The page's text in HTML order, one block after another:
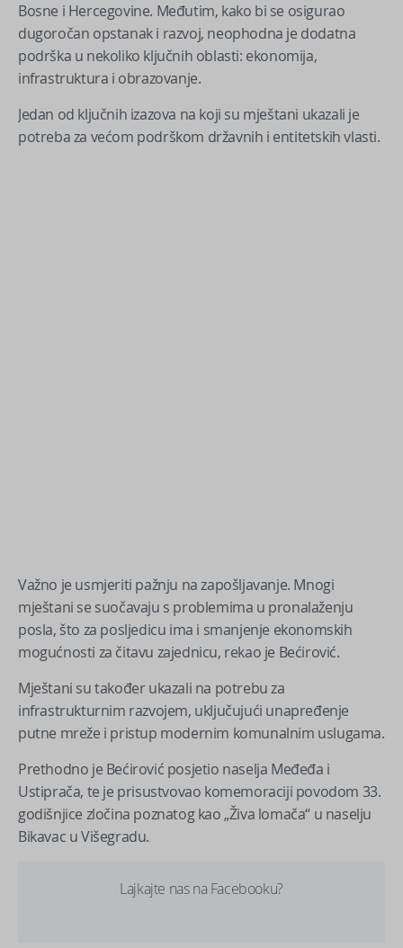
Bosne i Hercegovine. Međutim, kako bi se osigurao
dugoročan opstanak i razvoj, neophodna je dodatna
podrška u nekoliko ključnih oblasti: ekonomija,
infrastruktura i obrazovanje.
Jedan od ključnih izazova na koji su mještani ukazali je
potreba za većom podrškom državnih i entitetskih vlasti.
Važno je usmjeriti pažnju na zapošljavanje. Mnogi
mještani se suočavaju s problemima u pronalaženju
posla, što za posljedicu ima i smanjenje ekonomskih
mogućnosti za čitavu zajednicu, rekao je Bećirović.
Mještani su također ukazali na potrebu za
infrastrukturnim razvojem, uključujući unapređenje
putne mreže i pristup modernim komunalnim uslugama.
Prethodno je Bećirović posjetio naselja Međeđa i
Ustiprača, te je prisustvovao komemoraciji povodom 33.
godišnjice zločina poznatog kao „Živa lomača“ u naselju
Bikavac u Višegradu.
Lajkajte nas na Facebooku?